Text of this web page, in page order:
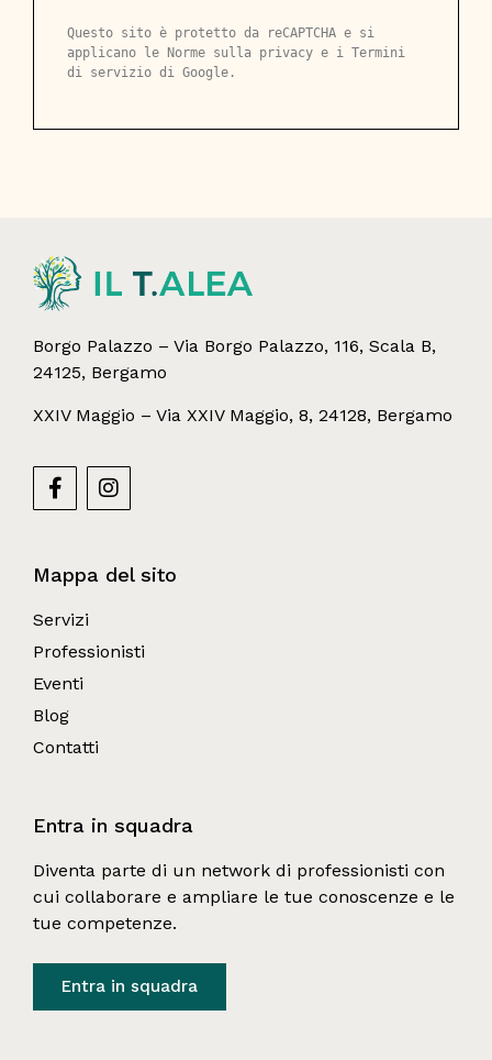
Questo sito è protetto da reCAPTCHA e si
applicano le
Norme sulla privacy e i Termini
di servizio di Google.
Borgo Palazzo – Via Borgo Palazzo, 116, Scala B,
24125, Bergamo
XXIV Maggio – Via XXIV Maggio, 8, 24128, Bergamo
Mappa del sito
Servizi
Professionisti
Eventi
Blog
Contatti
Entra in squadra
Diventa parte di un network di professionisti con
cui collaborare e ampliare le tue conoscenze e le
tue competenze.
Entra in squadra